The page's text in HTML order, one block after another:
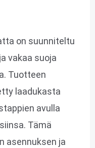
on suunniteltu
vakaa suoja
Tuotteen
laadukasta
avulla
Tämä
asennuksen ja